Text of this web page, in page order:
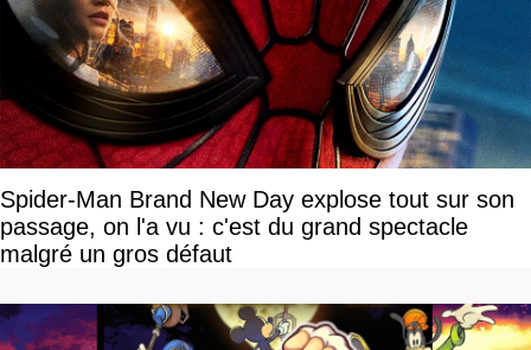
Spider-Man Brand New Day explose tout sur son
passage, on l'a vu : c'est du grand spectacle
malgré un gros défaut